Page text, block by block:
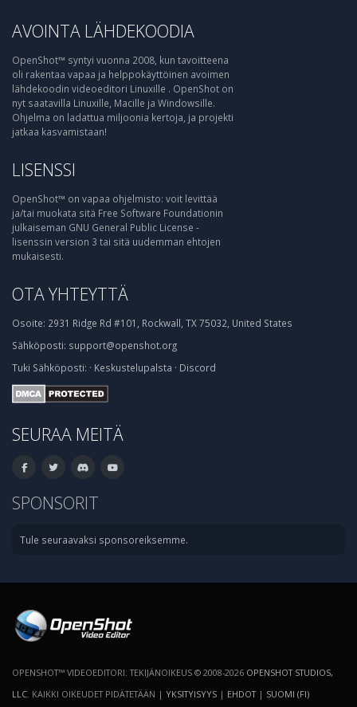
AVOINTA LÄHDEKOODIA
OpenShot™ syntyi vuonna 2008, kun tavoitteena
oli rakentaa vapaa ja helppokäyttöinen avoimen
lähdekoodin videoeditori Linuxille . OpenShot on
nyt saatavilla Linuxille, Macille ja Windowsille.
Ohjelma on ladattua miljoonia kertoja, ja projekti
jatkaa kasvamistaan!
LISENSSI
OpenShot™ on vapaa ohjelmisto: voit levittää
ja/tai muokata sitä Free Software Foundationin
julkaiseman GNU General Public License -
lisenssin version 3 tai sitä uudemman ehtojen
mukaisesti.
OTA YHTEYTTÄ
Osoite: 2931 Ridge Rd #101, Rockwall, TX 75032, United States
Sähköposti: support@openshot.org
Tuki Sähköposti: · Keskustelupalsta · Discord
SEURAA MEITÄ
SPONSORIT
Tule seuraavaksi sponsoreiksemme.
OPENSHOT™ VIDEOEDITORI. TEKIJÄNOIKEUS © 2008-2026 OPENSHOT STUDIOS,
LLC . KAIKKI OIKEUDET PIDÄTETÄÄN | YKSITYISYYS | EHDOT| SUOMI (FI)